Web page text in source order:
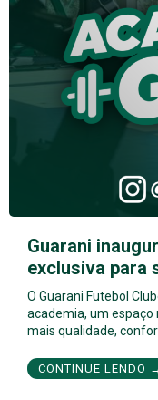
Guarani
exclusiva para
O Guarani Futebol
academia, um
mais qualidade,
CONTINUE LENDO